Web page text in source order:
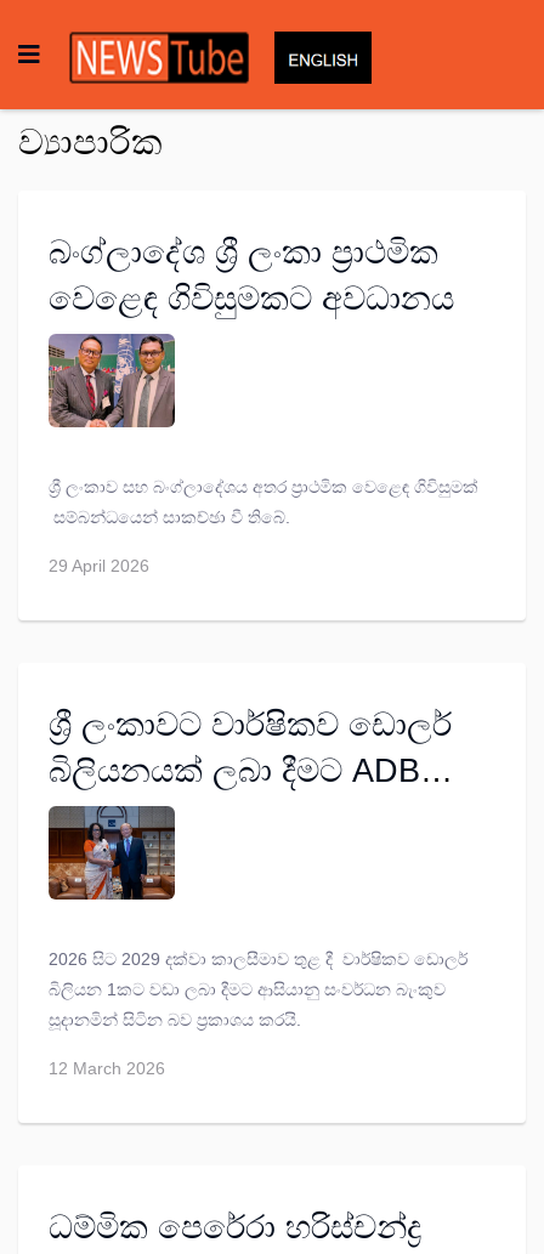
ව්‍යාපාරික
බංග්ලාදේශ ශ්‍රී ලංකා ප්‍රාථමික
වෙළෙඳ ගිවිසුමකට අවධානය
ශ්‍රී ලංකාව සහ බංග්ලාදේශය අතර ප්‍රාථමික වෙළෙඳ ගිවිසුමක්
සම්බන්ධයෙන් සාකච්ඡා වී තිබේ.
29 April 2026
ශ්‍රී ලංකාවට වාර්ෂිකව ඩොලර්
බිලියනයක් ලබා දීමට ADB
සූදානම්
2026 සිට 2029 දක්වා කාලසීමාව තුළ දී වාර්ෂිකව ඩොලර්
බිලියන 1කට වඩා ලබා දීමට ආසියානු සංවර්ධන බැංකුව
සූදානමින් සිටින බව ප්‍රකාශය කරයි.
12 March 2026
ධම්මික පෙරේරා හරිස්චන්ද්‍ර